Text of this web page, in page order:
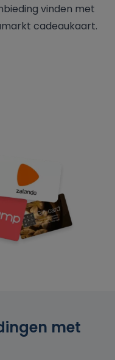
vinden met
cadeaukaart.
met